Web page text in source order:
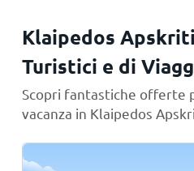
Klaipedos
Turistici e di
Scopri fantastiche offerte
vacanza in Klaipedos